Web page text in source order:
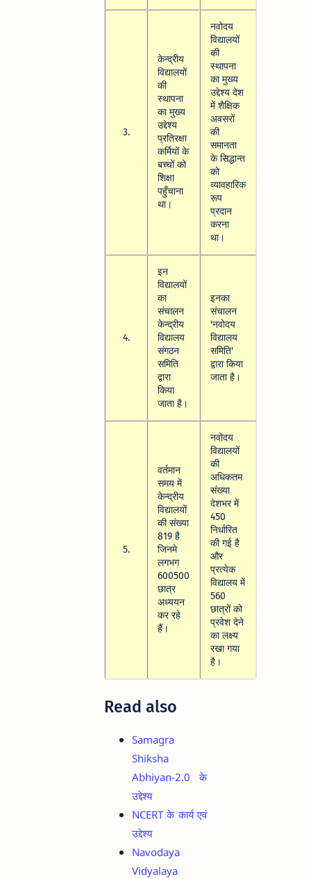
3.
केन्द्रीय
विद्यालयों
की
स्थापना
का मुख्य
उद्देश्य
प्रतिरक्षा
कर्मियों के
बच्चों को
शिक्षा
पहुँचाना
था।
नवोदय
विद्यालयों
की
स्थापना
का मुख्य
उद्देश्य देश
में शैक्षिक
अवसरों
की
समानता
के सिद्धान्त
को
व्यावहारिक
रूप
प्रदान
करना
था।
4.
इन
विद्यालयों
का
संचालन
केन्द्रीय
विद्यालय
संगठन
समिति
द्वारा
किया
जाता है।
इनका
संचालन
'नवोदय
विद्यालय
समिति'
द्वारा किया
जाता है।
5.
वर्तमान
समय में
केन्द्रीय
विद्यालयों
की संख्या
819 है
जिनमे
लगभग
600500
छात्र
अध्ययन
कर रहे
हैं।
नवोदय
विद्यालयों
की
अधिकतम
संख्या
देशभर में
450
निर्धारित
की गई है
और
प्रत्येक
विद्यालय में
560
छात्रों को
प्रवेश देने
का लक्ष्य
रखा गया
है।
Read also
Samagra
Shiksha
Abhiyan-2.0 के
उद्देश्य
NCERT के कार्य एवं
उद्देश्य
Navodaya
Vidyalaya